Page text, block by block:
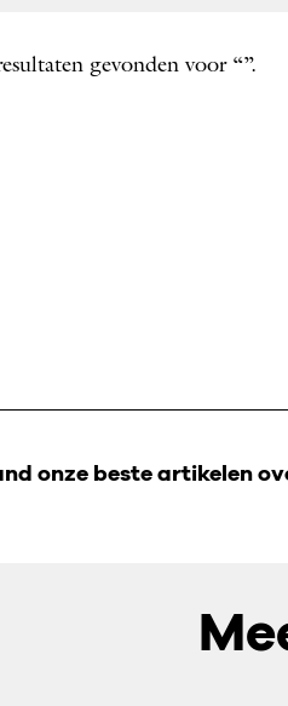
gevonden voor “”.
onze beste artikelen